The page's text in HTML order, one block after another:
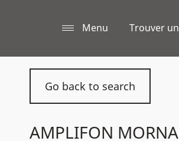
Menu Trouver
Go back to search
AMPLIFON